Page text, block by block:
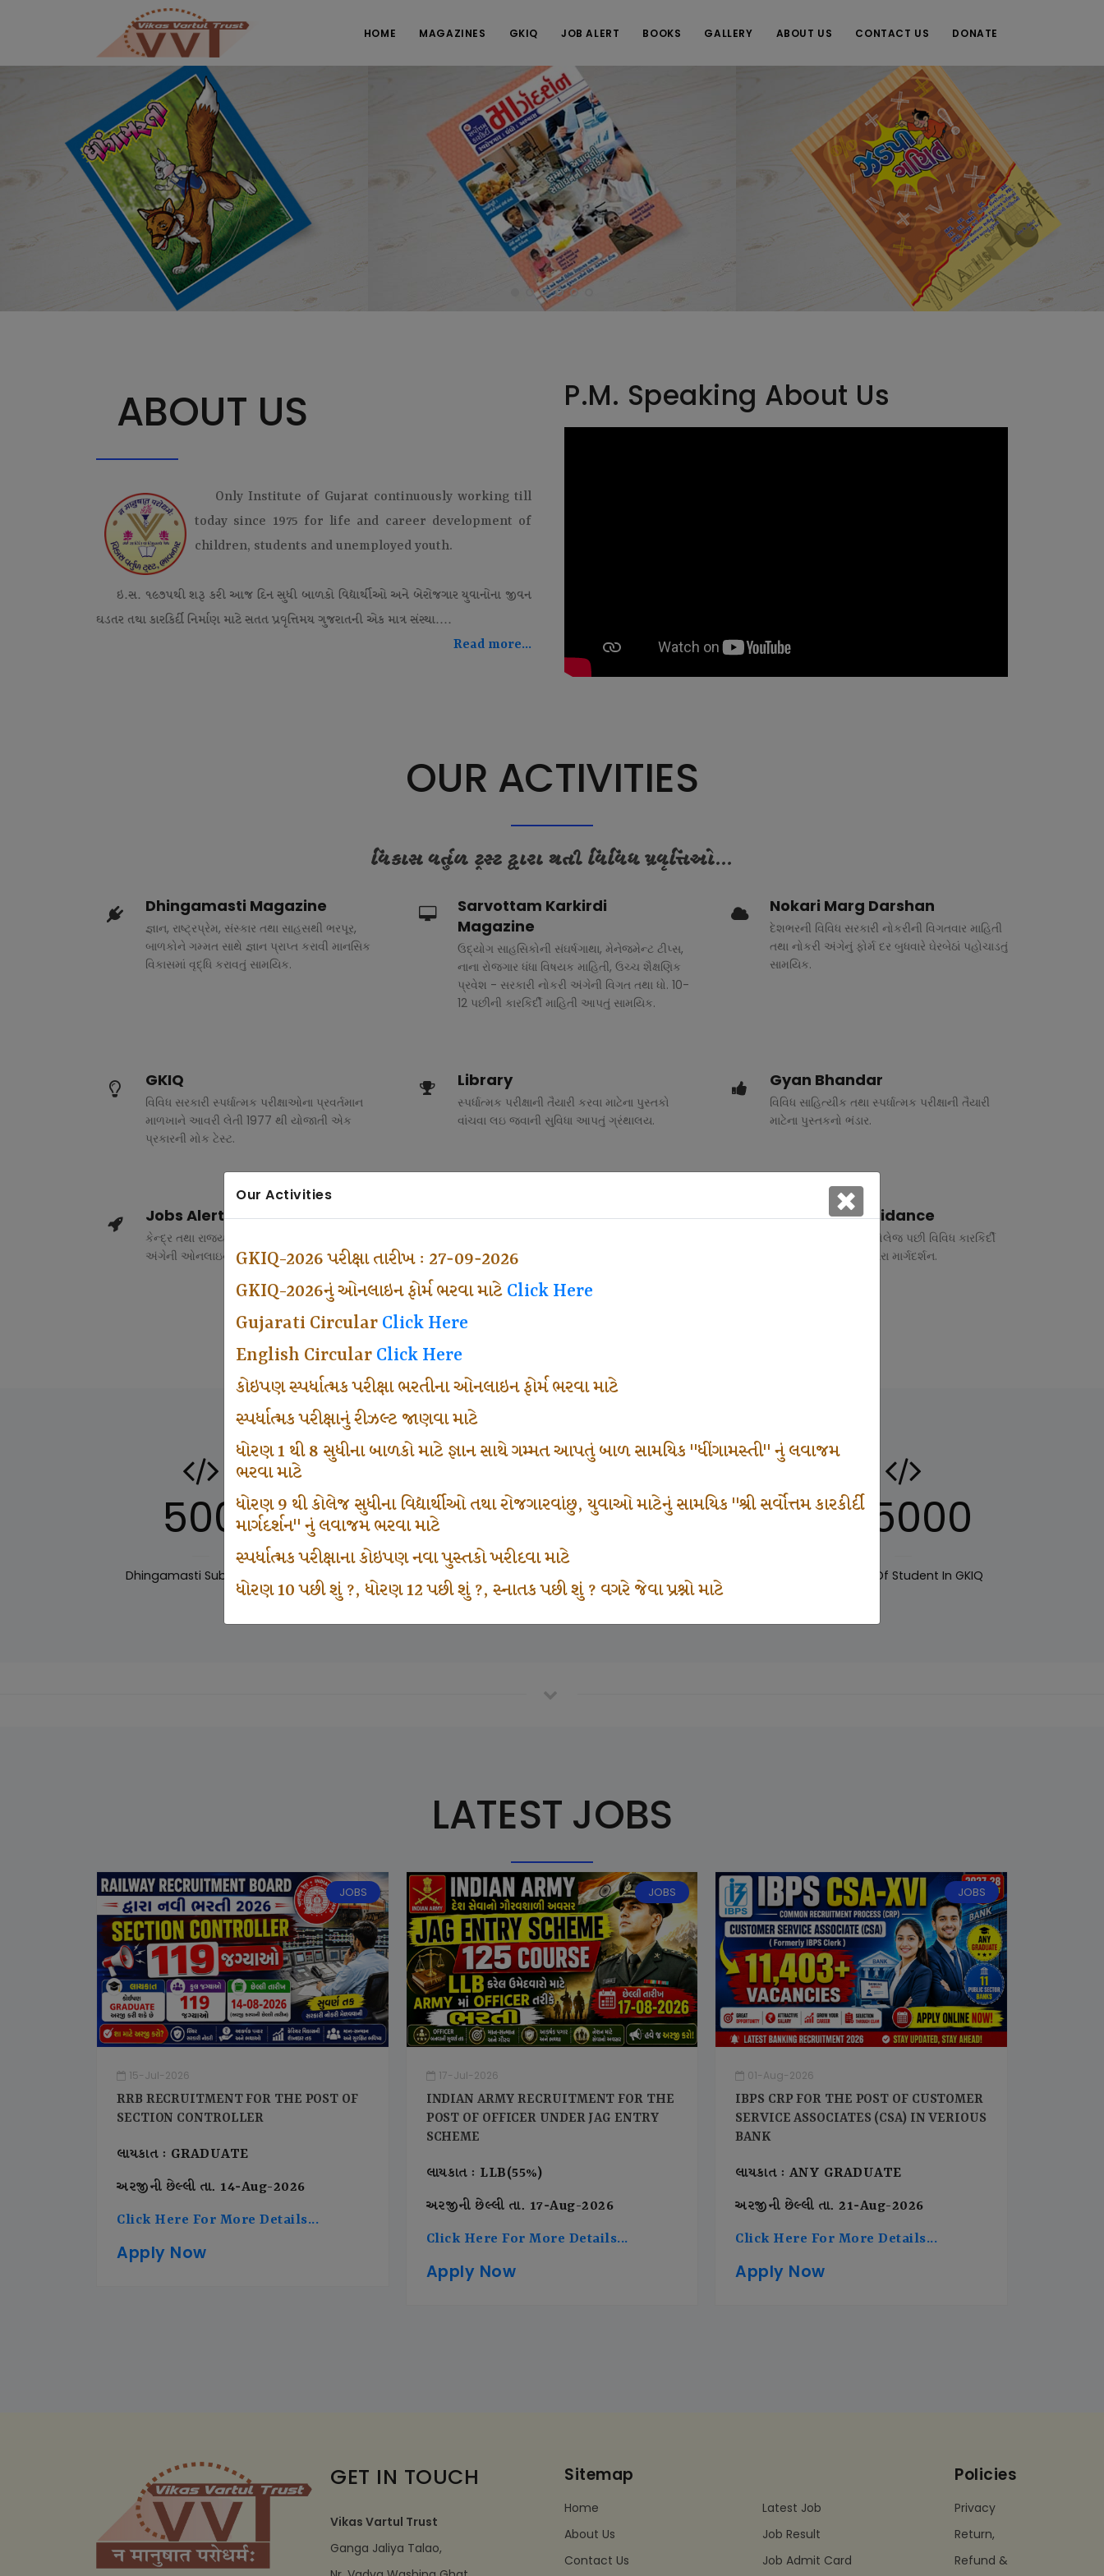
HOME MAGAZINES GKIQ JOB ALERT BOOKS GALLERY ABOUT US CONTACT US DONATE
Our Activities
GKIQ-2026 પરીક્ષા તારીખ : 27-09-2026
GKIQ-2026નું ઓનલાઇન ફોર્મ ભરવા માટે Click Here
Gujarati Circular Click Here
English Circular Click Here
કોઇપણ સ્પર્ધાત્મક પરીક્ષા ભરતીના ઓનલાઇન ફોર્મ ભરવા માટે
સ્પર્ધાત્મક પરીક્ષાનું રીઝલ્ટ જાણવા માટે
ધોરણ 1 થી 8 સુધીના બાળકો માટે જ્ઞાન સાથે ગમ્મત આપતું બાળ સામયિક "ધીંગામસ્તી" નું લવાજમ
ભરવા માટે
ધોરણ 9 થી કોલેજ સુધીના વિદ્યાર્થીઓ તથા રોજગારવાંછુ, યુવાઓ માટેનું સામયિક "શ્રી સર્વોત્તમ કારકીર્દી
માર્ગદર્શન" નું લવાજમ ભરવા માટે
સ્પર્ધાત્મક પરીક્ષાના કોઇપણ નવા પુસ્તકો ખરીદવા માટે
ધોરણ 10 પછી શું ?, ધોરણ 12 પછી શું ?, સ્નાતક પછી શું ? વગરે જેવા પ્રશ્નો માટે
ABOUT US
Only Institute of Gujarat continuously working till
today since 1975 for life and career development of
children, students and unemployed youth.
ઇ.સ. ૧૯૭૫થી શરૂ કરી આજ દિન સુધી બાળકો વિદ્યાર્થીઓ અને બેરોજગાર યુવાનોના જીવન
ઘડતર તથા કારકિર્દી નિર્માણ માટે સતત પ્રવૃત્તિમય ગુજરાતની એક માત્ર સંસ્થા....
Read more...
P.M. Speaking About Us
OUR ACTIVITIES
વિકાસ વર્તુળ ટ્રસ્ટ દ્વારા થતી વિવિધ પ્રવૃત્તિઓ...
Dhingamasti Magazine
જ્ઞાન, રાષ્ટ્રપ્રેમ, સંસ્કાર તથા સાહસથી ભરપૂર,
બાળકોને ગમ્મત સાથે જ્ઞાન પ્રાપ્ત કરાવી માનસિક
વિકાસમાં વૃદ્ધિ કરાવતું સામયિક.
Sarvottam Karkirdi
Magazine
ઉદ્યોગ સાહસિકોની સંઘર્ષગાથા, મેનેજમેન્ટ ટીપ્સ,
નાના રોજગાર ધંધા વિષયક માહિતી, ઉચ્ચ શૈક્ષણિક
પ્રવેશ - સરકારી નોકરી અંગેની વિગત તથા ધો. 10-
12 પછીની કારકિર્દી માહિતી આપતું સામયિક.
Nokari Marg Darshan
દેશભરની વિવિધ સરકારી નોકરીની વિગતવાર માહિતી
તથા નોકરી અંગેનું ફોર્મ દર બુધવારે ઘેરબેઠાં પહોચાડતું
સામયિક.
GKIQ
વિવિધ સરકારી સ્પર્ધાત્મક પરીક્ષાઓના પ્રવર્તમાન
માળખાને આવરી લેતી 1977 થી યોજાતી એક
પ્રકારની મોક ટેસ્ટ.
Library
સ્પર્ધાત્મક પરીક્ષાની તૈયારી કરવા માટેના પુસ્તકો
વાંચવા લઇ જવાની સુવિધા આપતું ગ્રંથાલય.
Gyan Bhandar
વિવિધ સાહિત્યીક તથા સ્પર્ધાત્મક પરીક્ષાની તૈયારી
માટેના પુસ્તકનો ભંડાર.
Jobs Alert
કેન્દ્ર તથા રાજ્ય સરકારના વિવિધ વિભાગોમાં ભરતી
અંગેની ઓનલાઇન માહિતી.
Competitive Exam Class
હેતુ ફક્ત વ્યવસ્થા ખર્ચ લઇ ચલાવતા વર્ગ.
Vocational Guidance
ધોરણ 10 અને 12 તથા કોલેજ પછી વિવિધ કારકિર્દી
અંગે રૂબરુ તથા ફોન દ્વારા માર્ગદર્શન.
500
Dhingamasti Subscription
671 1000 125000
Number Of Student In GKIQ
LATEST JOBS
JOBS
15-Jul-2026
RRB RECRUITMENT FOR THE POST OF
SECTION CONTROLLER
લાયકાત : GRADUATE
અરજીની છેલ્લી તા. 14-Aug-2026
Click Here For More Details...
Apply Now
JOBS
17-Jul-2026
INDIAN ARMY RECRUITMENT FOR THE
POST OF OFFICER UNDER JAG ENTRY
SCHEME
લાયકાત : LLB(55%)
અરજીની છેલ્લી તા. 17-Aug-2026
Click Here For More Details...
Apply Now
JOBS
01-Aug-2026
IBPS CRP FOR THE POST OF CUSTOMER
SERVICE ASSOCIATES (CSA) IN VERIOUS
BANK
લાયકાત : ANY GRADUATE
અરજીની છેલ્લી તા. 21-Aug-2026
Click Here For More Details...
Apply Now
GET IN TOUCH
Vikas Vartul Trust
Ganga Jaliya Talao,
Sitemap
Home
About Us
Contact Us
Latest Job
Job Result
Job Admit Card
Policies
Privacy
Return,
Refund &